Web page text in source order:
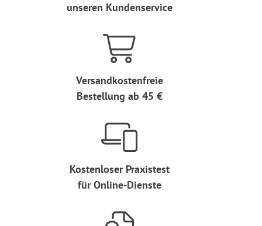
unseren Kundenservice
Versandkostenfreie
Bestellung ab 45 €
Kostenloser Praxistest
für Online-Dienste